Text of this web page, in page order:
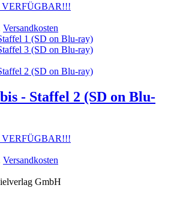
Versandkosten
- Staffel 2 (SD on Blu-
Versandkosten
GmbH